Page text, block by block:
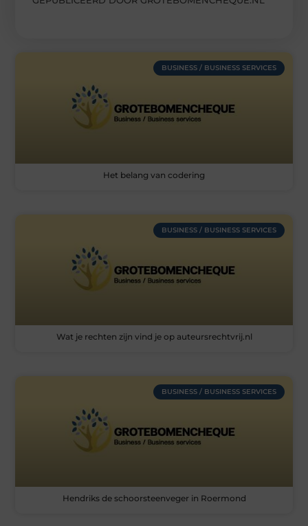
BUSINESS / BUSINESS SERVICES
Het belang van codering
BUSINESS / BUSINESS SERVICES
Wat je rechten zijn vind je op auteursrechtvrij.nl
BUSINESS / BUSINESS SERVICES
Hendriks de schoorsteenveger in Roermond